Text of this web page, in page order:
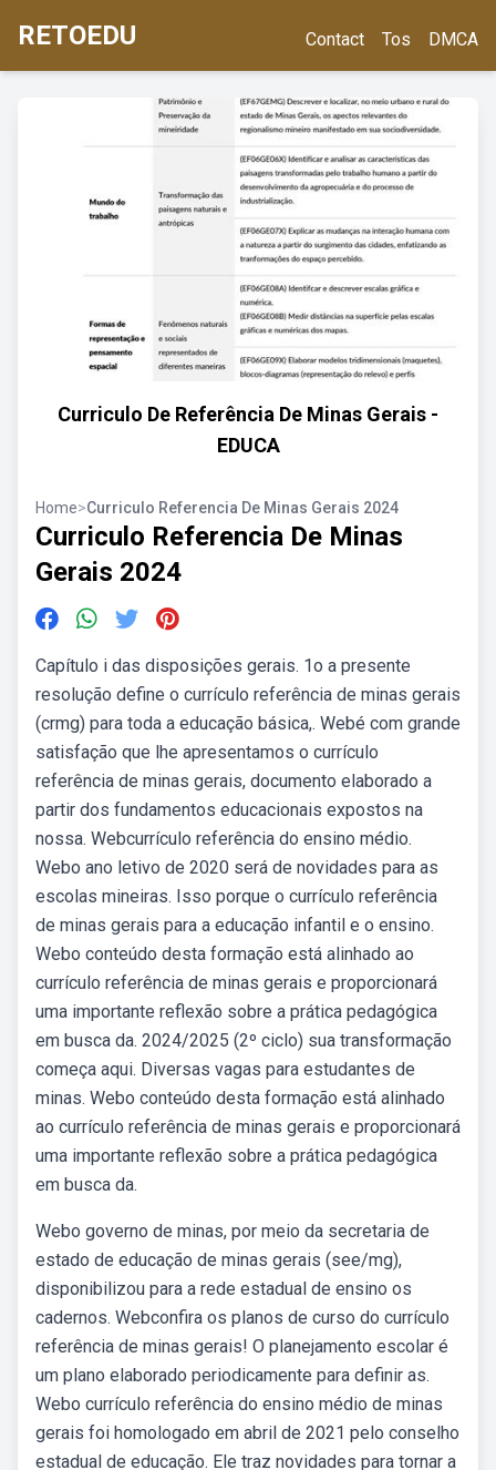
RETOEDU Contact Tos DMCA
Curriculo De Referência De Minas Gerais -
EDUCA
Home>Curriculo Referencia De Minas Gerais 2024
Curriculo Referencia De Minas
Gerais 2024
Capítulo i das disposições gerais. 1o a presente
resolução define o currículo referência de minas gerais
(crmg) para toda a educação básica,. Webé com grande
satisfação que lhe apresentamos o currículo
referência de minas gerais, documento elaborado a
partir dos fundamentos educacionais expostos na
nossa. Webcurrículo referência do ensino médio.
Webo ano letivo de 2020 será de novidades para as
escolas mineiras. Isso porque o currículo referência
de minas gerais para a educação infantil e o ensino.
Webo conteúdo desta formação está alinhado ao
currículo referência de minas gerais e proporcionará
uma importante reflexão sobre a prática pedagógica
em busca da. 2024/2025 (2º ciclo) sua transformação
começa aqui. Diversas vagas para estudantes de
minas. Webo conteúdo desta formação está alinhado
ao currículo referência de minas gerais e proporcionará
uma importante reflexão sobre a prática pedagógica
em busca da.
Webo governo de minas, por meio da secretaria de
estado de educação de minas gerais (see/mg),
disponibilizou para a rede estadual de ensino os
cadernos. Webconfira os planos de curso do currículo
referência de minas gerais! O planejamento escolar é
um plano elaborado periodicamente para definir as.
Webo currículo referência do ensino médio de minas
gerais foi homologado em abril de 2021 pelo conselho
estadual de educação. Ele traz novidades para tornar a